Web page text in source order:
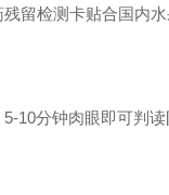
留检测卡贴合国内
5-10分钟肉眼即可判